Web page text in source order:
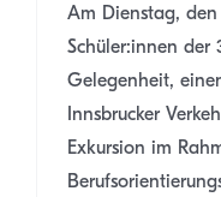
Am Dienstag,
Schüler:innen der
Gelegenheit,
Innsbrucker
Exkursion im